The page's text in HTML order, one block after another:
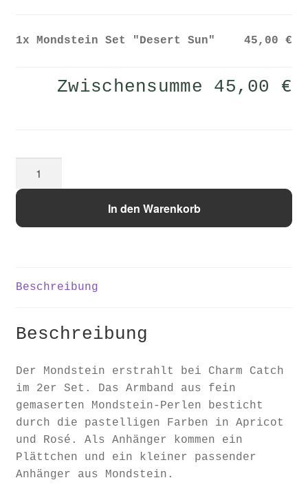
1x Mondstein Set "Desert Sun" 45,00 €
Zwischensumme 45,00 €
In den Warenkorb
Beschreibung
Beschreibung
Der Mondstein erstrahlt bei Charm Catch
im 2er Set. Das Armband aus fein
gemaserten Mondstein-Perlen besticht
durch die pastelligen Farben in Apricot
und Rosé. Als Anhänger kommen ein
Plättchen und ein kleiner passender
Anhänger aus Mondstein.